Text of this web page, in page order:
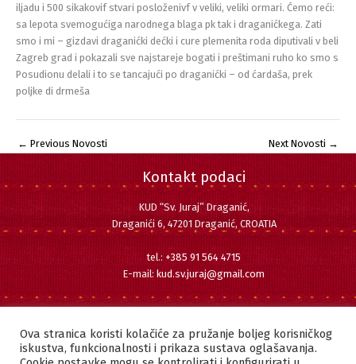
iljadu i 500 sikakovif stvari posloženivf v veliki, veliki ormari. Ćemo reći:
sa lepota svemogućiga narodnega blaga pk tak i draganićkega. Zati
smo i mi – gizdavi draganićki dećki i cure plemenita roda diputivali v beli
Zagreb grad i pokazali sve najstareje bogati i preštimani ruho ko smo s
Posudionu delali i to se tancajući po draganićki – od ćardaša, prek
poljke di drmeša
← Previous Novosti Next Novosti →
Kontakt podaci
KUD “Sv. Juraj” Draganić,
Draganići 6, 47201 Draganić, CROATIA
tel.: +385 91 564 4715
E-mail: kud.sv.juraj@gmail.com
Facebook
Instagram
YouTube
Ova stranica koristi kolačiće za pružanje boljeg korisničkog
iskustva, funkcionalnosti i prikaza sustava oglašavanja.